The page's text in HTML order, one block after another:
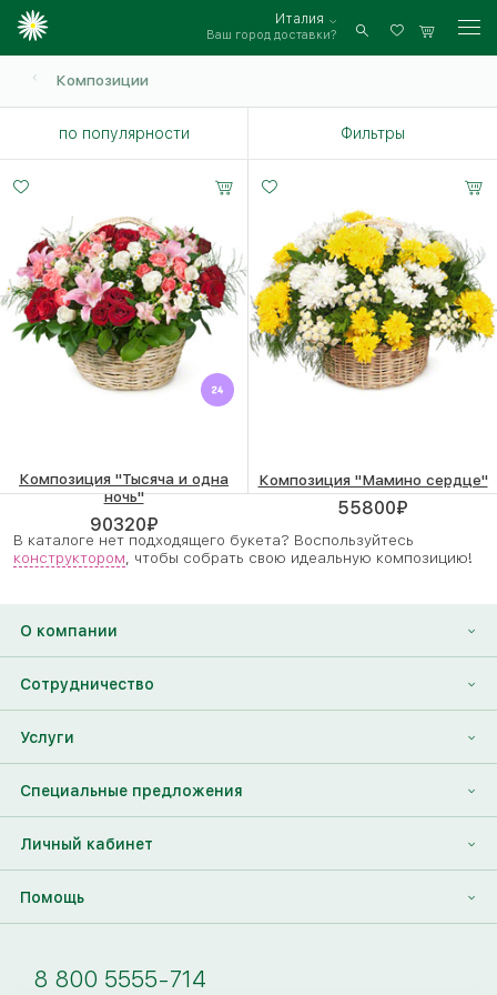
Италия
Ваш город доставки? Войти
Композиции
по популярности Фильтры
Композиция "Тысяча и одна
ночь"
90320₽
Композиция "Мамино сердце"
55800₽
В каталоге нет подходящего букета? Воспользуйтесь
конструктором, чтобы собрать свою идеальную композицию!
8 800 5555-714
О компании
О нас
Контакты
Видеогалерея
Новости
Сотрудничество
Франшиза
Партнеры Megaflowers
Услуги
Найти друга
Доставка цветов за границу
Специальные предложения
Накопительные скидки
Личный кабинет
Вход
Помощь
Оплата